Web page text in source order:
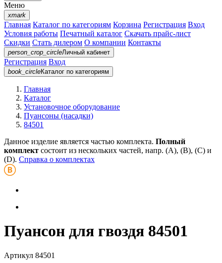
Меню
xmark
Главная Каталог по категориям Корзина Регистрация Вход
Условия работы Печатный каталог Скачать прайс-лист
Скидки Стать дилером О компании Контакты
person_crop_circleЛичный кабинет
Регистрация Вход
book_circleКаталог по категориям
Главная
Каталог
Установочное оборудование
Пуансоны (насадки)
84501
Данное изделие является частью комплекта. Полный
комплект состоит из нескольких частей, напр. (А), (B), (С) и
(D). Справка о комплектах
Пуансон для гвоздя 84501
Артикул 84501